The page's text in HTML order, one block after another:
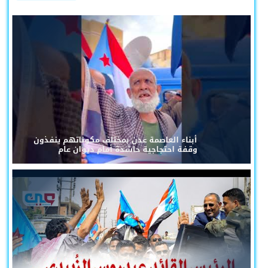
أبناء العاصمة عدن بمختلف مكوناتهم ينفذون
وقفة احتجاجية حاشدة أمام ديوان عام